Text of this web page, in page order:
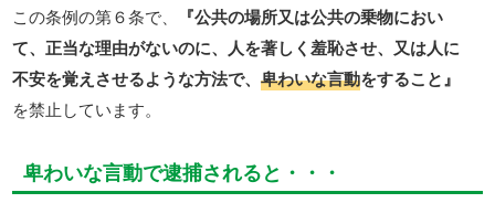
この条例の第６条で、
『公共の場所又は公共の乗物におい
て、正当な理由がないのに、人を著しく羞恥させ、又は人に
不安を覚えさせるような方法で、卑わいな言動をすること』
を禁止しています。
卑わいな言動で逮捕されると・・・